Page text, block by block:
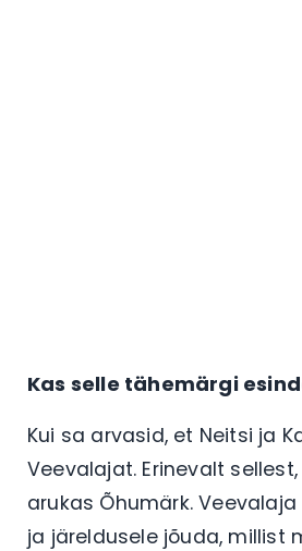
Kas selle tähemärgi
Kui sa arvasid, et Neitsi ja
Veevalajat. Erinevalt
arukas Õhumärk.
ja järeldusele jõuda, millist